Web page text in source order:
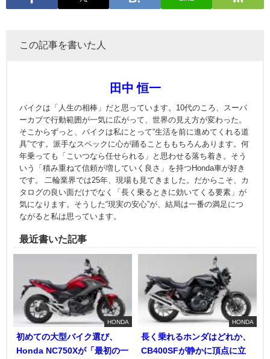
この記事を書いた人
田中 恒一
バイクは「人生の相棒」だと思っています。10代のころ、スーパ
ーカブで行動範囲が一気に広がって、世界の見え方が変わった。
そこからずっと、バイクは私にとって“生活を前に進めてくれる道
具”です。派手なスペックに心が踊ることももちろんあります。何
年乗っても「こいつなら任せられる」と思わせる落ち着き。そう
いう「積み重ねて信頼が増していく良さ」を持つHonda車が好き
です。 二輪業界では25年、現場も見てきました。だからこそ、カ
タログの良い面だけでなく「長く乗るときに効いてくる要素」が
気になります。そうした“現実の安心”が、結局は一番の満足につ
ながると私は思っています。
最近書いた記事
HONDA
初めての大型バイク選び、
Honda NC750Xが「最初の一
HONDA
長く乗れるホンダはどれか、
CB400SFが静かに頂点に立